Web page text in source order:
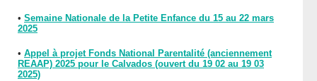
• Semaine Nationale de la Petite Enfance du 15 au 22 mars
2025
• Appel à projet Fonds National Parentalité (anciennement
REAAP) 2025 pour le Calvados (ouvert du 19 02 au 19 03
2025)